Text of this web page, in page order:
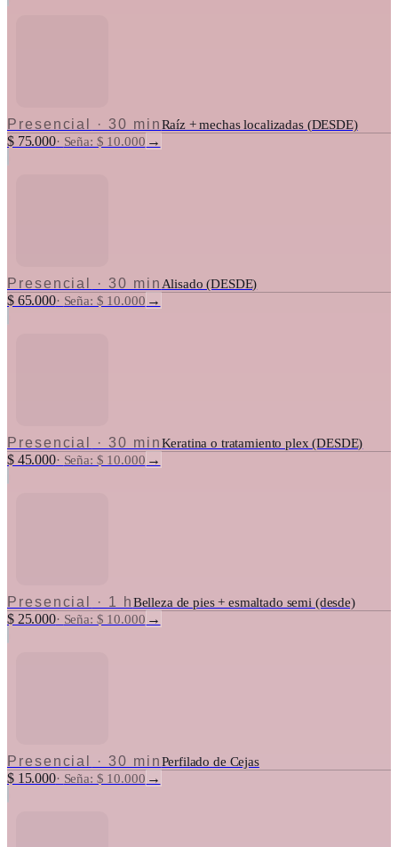
Presencial · 30 minRaíz + mechas localizadas (DESDE)
$ 75.000· Seña: $ 10.000 →
Presencial · 30 minAlisado (DESDE)
$ 65.000· Seña: $ 10.000 →
Presencial · 30 minKeratina o tratamiento plex (DESDE)
$ 45.000· Seña: $ 10.000 →
Presencial · 1 hBelleza de pies + esmaltado semi (desde)
$ 25.000· Seña: $ 10.000 →
Presencial · 30 minPerfilado de Cejas
$ 15.000· Seña: $ 10.000 →